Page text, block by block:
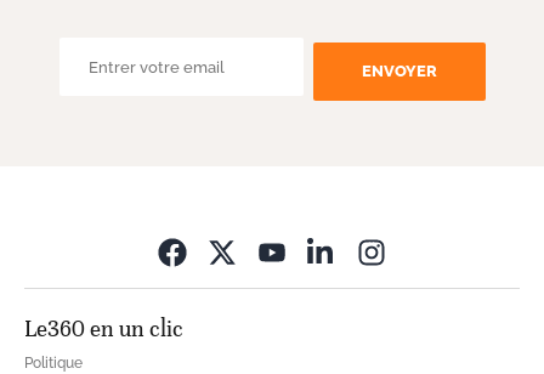
ENVOYER
Le360 en un clic
Politique